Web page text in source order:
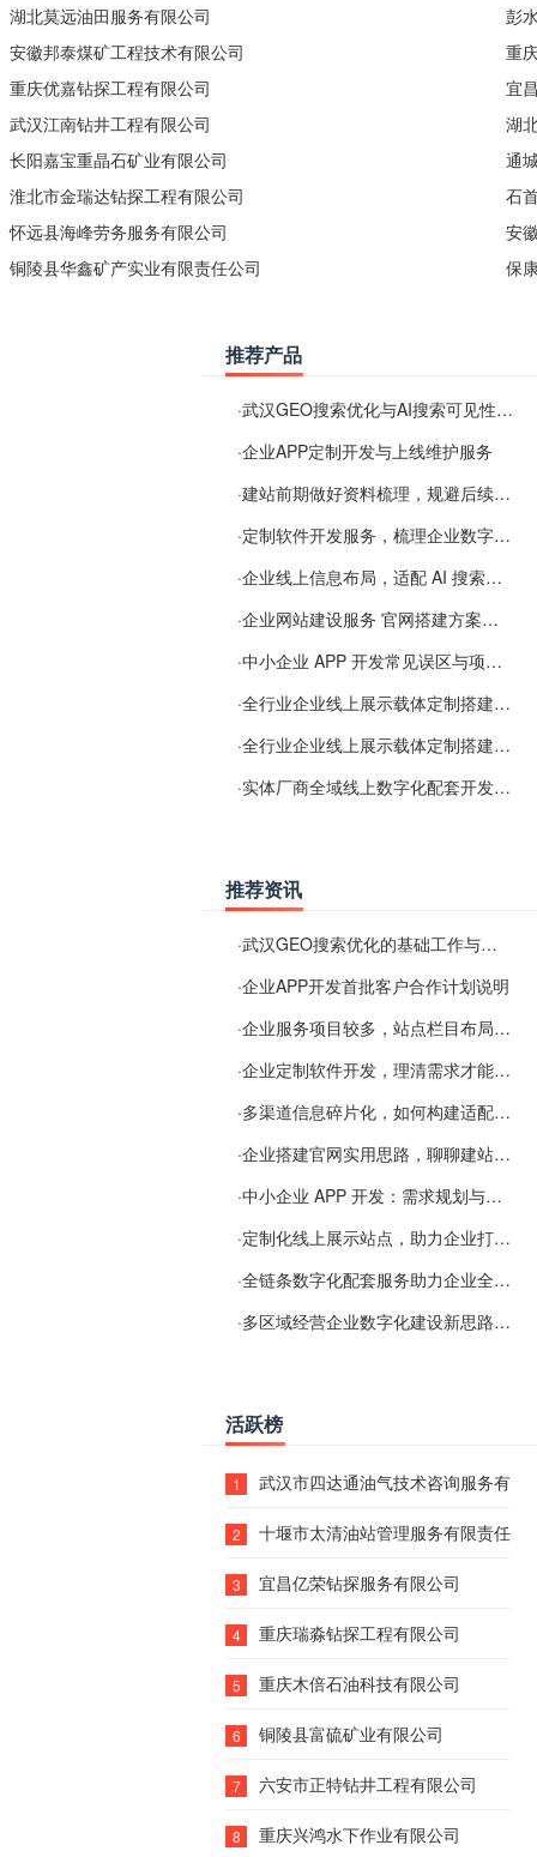
湖北莫远油田服务有限公司
安徽邦泰煤矿工程技术有限公司
重庆优嘉钻探工程有限公司
武汉江南钻井工程有限公司
长阳嘉宝重晶石矿业有限公司
淮北市金瑞达钻探工程有限公司
怀远县海峰劳务服务有限公司
铜陵县华鑫矿产实业有限责任公司
彭
重
宜
湖
通
石
安
保
推荐产品
·武汉GEO搜索优化与AI搜索可见性服务
·企业APP定制开发与上线维护服务
·建站前期做好资料梳理，规避后续各类使用难题
·定制软件开发服务，梳理企业数字化落地常见难点
·企业线上信息布局，适配 AI 搜索需要留意这些要点
·企业网站建设服务 官网搭建方案经验分享
·中小企业 APP 开发常见误区与项目规划实用经验
·全行业企业线上展示载体定制搭建服务
·全行业企业线上展示载体定制搭建服务
·实体厂商全域线上数字化配套开发与地域检索优化服务
推荐资讯
·武汉GEO搜索优化的基础工作与实施思路
·企业APP开发首批客户合作计划说明
·企业服务项目较多，站点栏目布局规划参考思路
·企业定制软件开发，理清需求才能提升数字化落地效率
·多渠道信息碎片化，如何构建适配 AI 检索的品牌信息源
·企业搭建官网实用思路，聊聊建站容易忽视的问题
·中小企业 APP 开发：需求规划与项目落地避坑经验分享
·定制化线上展示站点，助力企业打通线上经营渠道
·全链条数字化配套服务助力企业全域线上经营
·多区域经营企业数字化建设新思路：多端载体与地域检索一体化落地思路分享
活跃榜
1 武汉市四达通油气技术咨询服务有限
2 十堰市太清油站管理服务有限责任公
3 宜昌亿荣钻探服务有限公司
4 重庆瑞淼钻探工程有限公司
5 重庆木倍石油科技有限公司
6 铜陵县富硫矿业有限公司
7 六安市正特钻井工程有限公司
8 重庆兴鸿水下作业有限公司